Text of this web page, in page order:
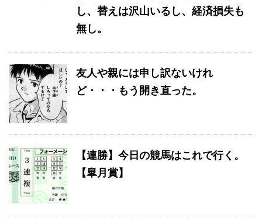
し、替えは沢山いるし、経済損失も
無し。
友人や親には申し訳ないけれ
ど・・・もう開き直った。
【連勝】今日の競馬はこれで行く。
【皐月賞】